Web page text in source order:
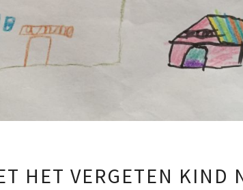
HET
HET VERGETEN KIND